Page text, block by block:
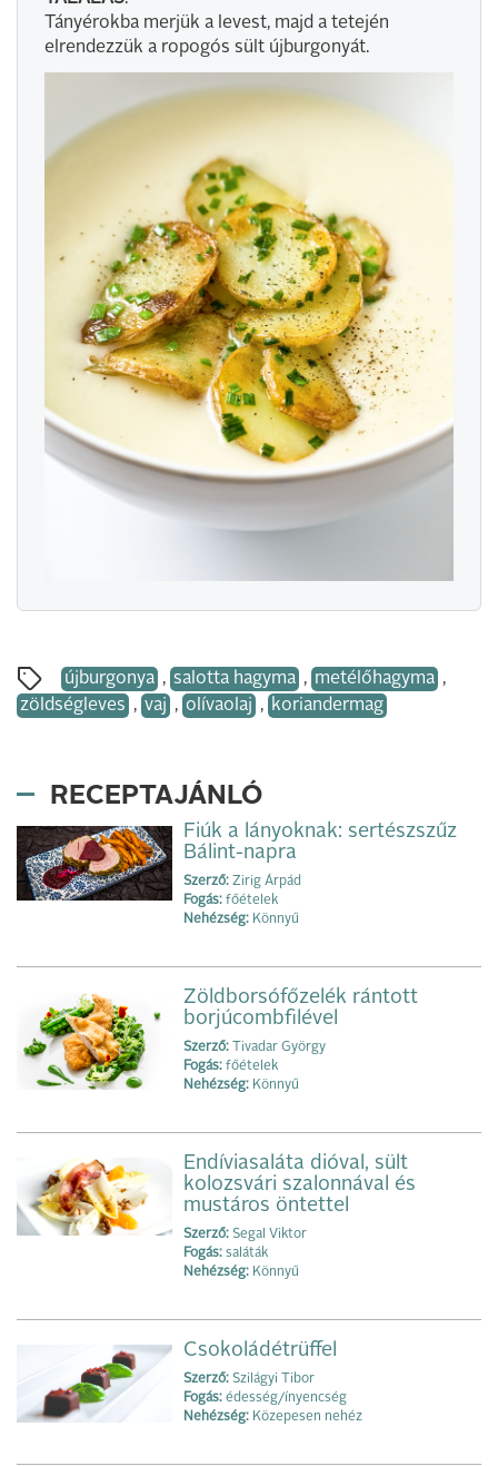
Tányérokba merjük a levest, majd a tetején
elrendezzük a ropogós sült újburgonyát.
újburgonya , salotta hagyma , metélőhagyma ,
zöldségleves , vaj , olívaolaj , koriandermag
RECEPTAJÁNLÓ
Fiúk a lányoknak: sertészszűz
Bálint-napra
Szerző: Zirig Árpád
Fogás: főételek
Nehézség: Könnyű
Zöldborsófőzelék rántott
borjúcombfilével
Szerző: Tivadar György
Fogás: főételek
Nehézség: Könnyű
Endíviasaláta dióval, sült
kolozsvári szalonnával és
mustáros öntettel
Szerző: Segal Viktor
Fogás: saláták
Nehézség: Könnyű
Csokoládétrüffel
Szerző: Szilágyi Tibor
Fogás: édesség/ínyencség
Nehézség: Közepesen nehéz